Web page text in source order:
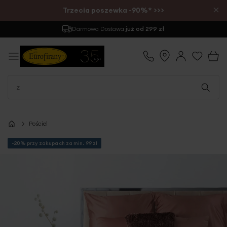
Trzecia poszewka -90%* >>> ×
Darmowa Dostawa już od 299 zł
Pościel
-20% przy zakupach za min. 99 zł